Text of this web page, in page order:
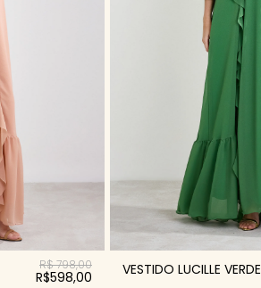
R$ 798,00
R$598,00 VESTIDO LUCILLE VERDE